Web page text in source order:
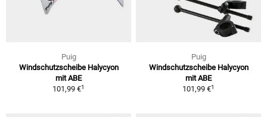
Puig
Windschutzscheibe Halycyon
mit ABE
101,99 €1
Puig
Windschutzscheibe Halycyon
mit ABE
101,99 €1